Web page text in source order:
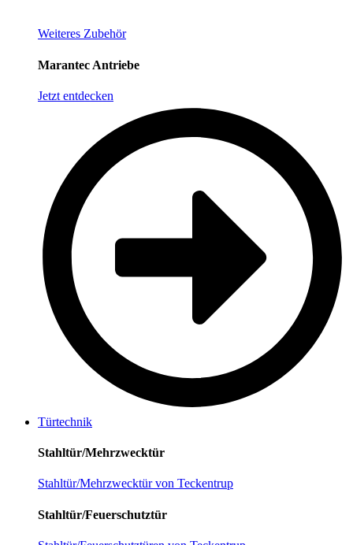
Weiteres Zubehör
Marantec Antriebe
Jetzt entdecken
Türtechnik
Stahltür/Mehrzwecktür
Stahltür/Mehrzwecktür von Teckentrup
Stahltür/Feuerschutztür